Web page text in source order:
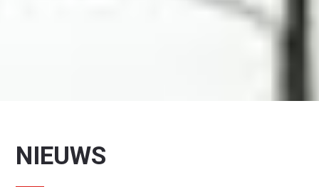
NIEUWS